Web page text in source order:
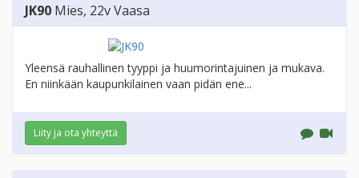
JK90 Mies, 22vVaasa
Yleensä rauhallinen tyyppi ja huumorintajuinen ja mukava.
En niinkään kaupunkilainen vaan pidän ene...
Liity ja ota yhteyttä